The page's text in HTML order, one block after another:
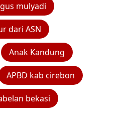
mulyadi
dari ASN
Anak Kandung
APBD kab cirebon
bekasi